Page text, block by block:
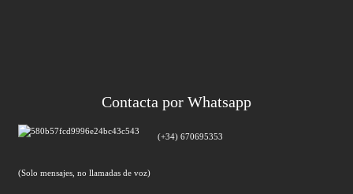
Contacta por Whatsapp
(+34) 670695353
(Solo mensajes, no llamadas de voz)